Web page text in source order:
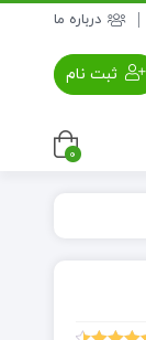
درباره ما
ثبت نام
0